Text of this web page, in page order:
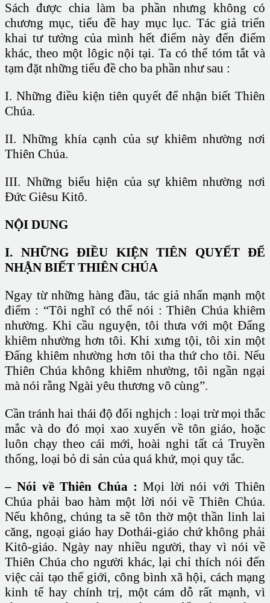
Sách được chia làm ba phần nhưng không có
chương mục, tiểu đề hay mục lục. Tác giả triển
khai tư tưởng của mình hết điểm này đến điểm
khác, theo một lôgic nội tại. Ta có thể tóm tắt và
tạm đặt những tiểu đề cho ba phần như sau :
I. Những điều kiện tiên quyết để nhận biết Thiên
Chúa.
II. Những khía cạnh của sự khiêm nhường nơi
Thiên Chúa.
III. Những biểu hiện của sự khiêm nhường nơi
Đức Giêsu Kitô.
NỘI DUNG
I. NHỮNG ĐIỀU KIỆN TIÊN QUYẾT ĐỂ
NHẬN BIẾT THIÊN CHÚA
Ngay từ những hàng đầu, tác giả nhấn mạnh một
điểm : “Tôi nghĩ có thể nói : Thiên Chúa khiêm
nhường. Khi cầu nguyện, tôi thưa với một Đấng
khiêm nhường hơn tôi. Khi xưng tội, tôi xin một
Đấng khiêm nhường hơn tôi tha thứ cho tôi. Nếu
Thiên Chúa không khiêm nhường, tôi ngần ngại
mà nói rằng Ngài yêu thương vô cùng”.
Cần tránh hai thái độ đối nghịch : loại trừ mọi thắc
mắc và do đó mọi xao xuyến về tôn giáo, hoặc
luôn chạy theo cái mới, hoài nghi tất cả Truyền
thống, loại bỏ di sản của quá khứ, mọi quy tắc.
– Nói về Thiên Chúa : Mọi lời nói với Thiên
Chúa phải bao hàm một lời nói về Thiên Chúa.
Nếu không, chúng ta sẽ tôn thờ một thần linh lai
căng, ngoại giáo hay Dothái-giáo chứ không phải
Kitô-giáo. Ngày nay nhiều người, thay vì nói về
Thiên Chúa cho người khác, lại chỉ thích nói đến
việc cải tạo thế giới, công bình xã hội, cách mạng
kinh tế hay chính trị, một cám dỗ rất mạnh, vì